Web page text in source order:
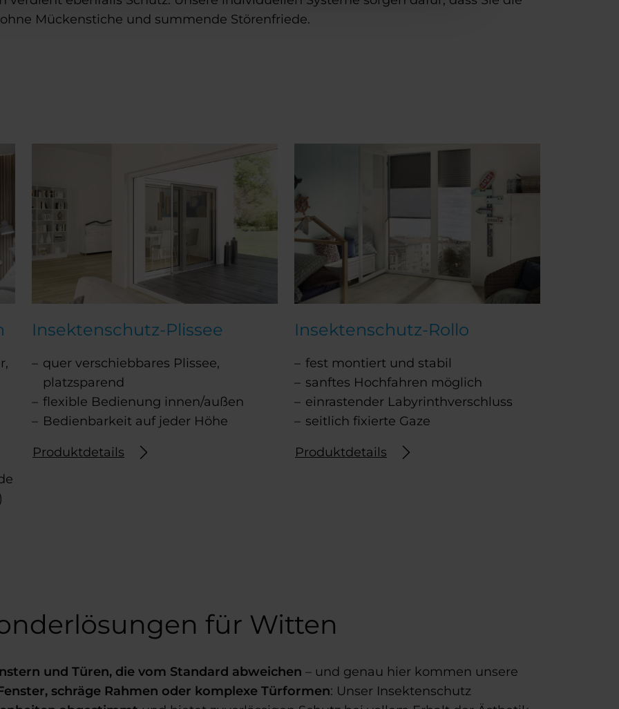
Mückenstiche und summende Störenfriede.
Insektenschutz-Plissee
quer verschiebbares Plissee,
platzsparend
flexible Bedienung innen/außen
Bedienbarkeit auf jeder Höhe
Produktdetails
Insektenschutz-Rollo
fest montiert und stabil
sanftes Hochfahren möglich
einrastender Labyrinthverschluss
seitlich fixierte Gaze
Produktdetails
für Witten
und Türen, die vom Standard abweichen – und genau hier kommen unsere
schräge Rahmen oder komplexe Türformen: Unser Insektenschutz